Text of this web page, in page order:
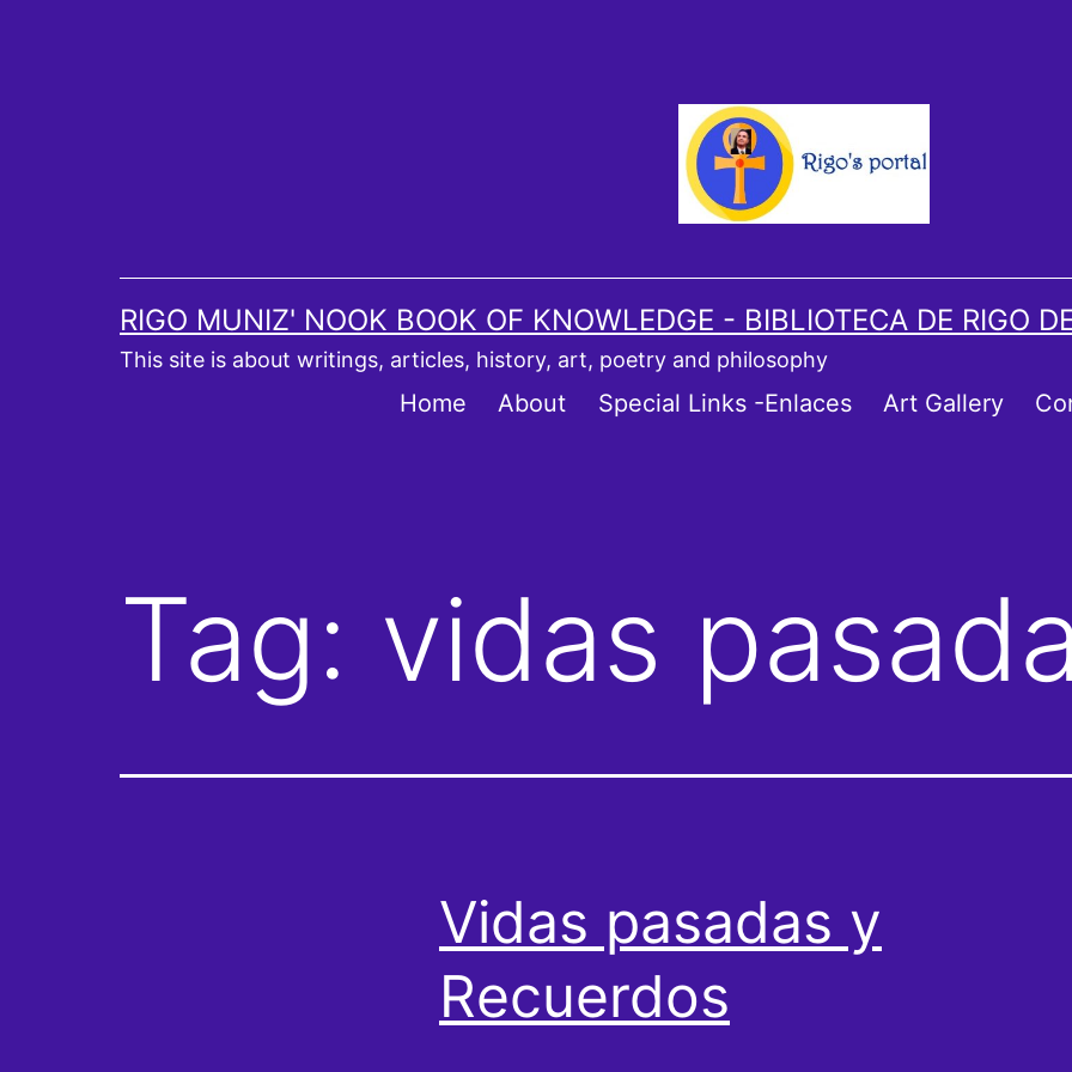
RIGO MUNIZ' NOOK BOOK OF KNOWLEDGE - BIBLIOTECA DE RIGO
This site is about writings, articles, history, art, poetry and philosophy
Home About Special Links -Enlaces Art Gallery
Tag: vidas
Vidas pasadas y
Recuerdos